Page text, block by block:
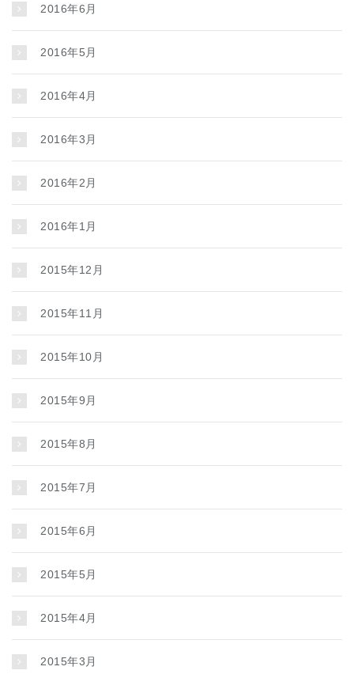
2016年6月
2016年5月
2016年4月
2016年3月
2016年2月
2016年1月
2015年12月
2015年11月
2015年10月
2015年9月
2015年8月
2015年7月
2015年6月
2015年5月
2015年4月
2015年3月